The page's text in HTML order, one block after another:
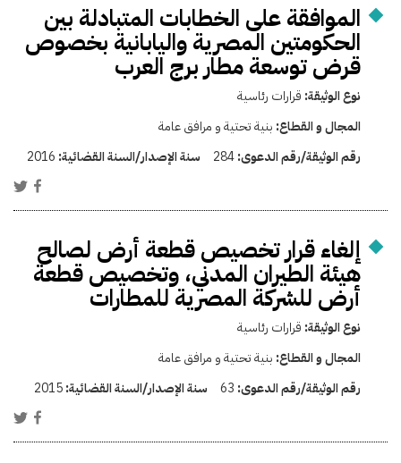
الموافقة على الخطابات المتبادلة بين
الحكومتين المصرية واليابانية بخصوص
قرض توسعة مطار برج العرب
نوع الوثيقة: قرارات رئاسية
المجال و القطاع: بنية تحتية و مرافق عامة
رقم الوثيقة/رقم الدعوى:284 سنة الإصدار/السنة القضائية: 2016
إلغاء قرار تخصيص قطعة أرض لصالح
هيئة الطيران المدني، وتخصيص قطعة
أرض للشركة المصرية للمطارات
نوع الوثيقة: قرارات رئاسية
المجال و القطاع: بنية تحتية و مرافق عامة
رقم الوثيقة/رقم الدعوى: 63 سنة الإصدار/السنة القضائية:2015